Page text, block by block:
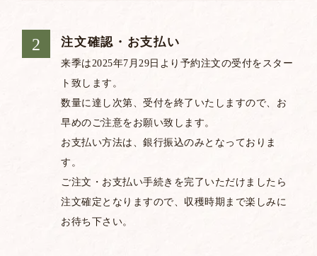
注文確認・お支払い
来季は2025年7月29日より予約注文の受付をスター
ト致します。
数量に達し次第、受付を終了いたしますので、お
早めのご注意をお願い致します。
お支払い方法は、銀行振込のみとなっておりま
す。
ご注文・お支払い手続きを完了いただけましたら
注文確定となりますので、収穫時期まで楽しみに
お待ち下さい。